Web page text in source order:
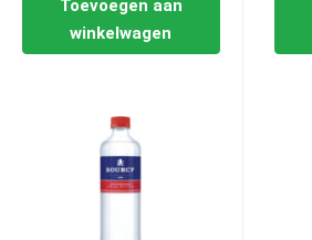
Toevoegen aan
winkelwagen